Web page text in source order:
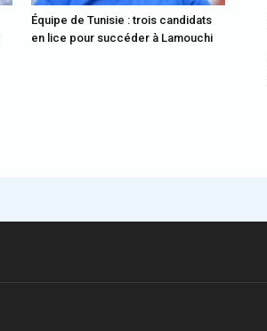
Équipe de Tunisie : trois candidats
en lice pour succéder à Lamouchi